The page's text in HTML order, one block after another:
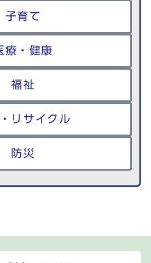
子育て
療・健康
福祉
リサイクル
防災